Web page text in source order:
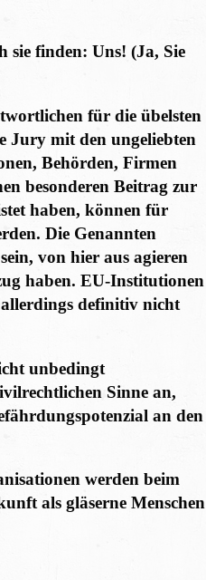
sie finden: Uns! (Ja, Sie
für die übelsten
Jury mit den ungeliebten
Behörden, Firmen
besonderen Beitrag zur
haben, können für
Die Genannten
von hier aus agieren
haben. EU-Institutionen
definitiv nicht
unbedingt
Sinne an,
an den
werden beim
als gläserne Menschen